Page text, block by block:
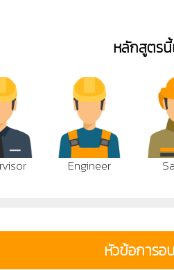
หลักสูตรนี้
Engineer
หัวข้อการอ